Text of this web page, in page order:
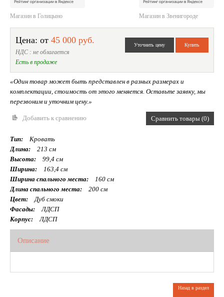
Магазин в Голицыно Магазин в Звенигороде
Цена: от 45 000 руб.
НДС : не облагается
Есть в продаже
«Один товар может быть представлен в разных размерах и
комплектации, стоимость от этого меняется. Оставьте заявку, мы
перезвоним и уточним цену.»
Добавить к сравнению Сравнить товары (0)
Тип:
Кровать
Длина:
213 см
Высота:
99,4 см
Ширина:
163,4 см
Ширина спального места:
160 см
Длина спального места:
200 см
Цвет:
Дуб смоки
Фасады:
ЛДСП
Корпус:
ЛДСП
Описание
Назад в раздел